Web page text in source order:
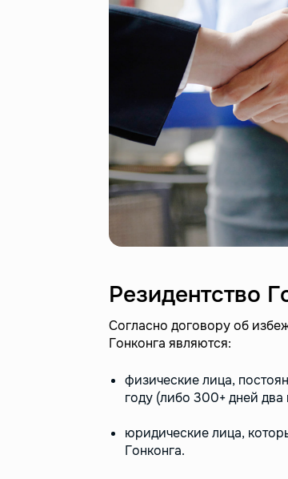
Резидентство
Согласно договору об
Гонконга являются:
физические лица,
году (либо 300+ дней два
юридические лица,
Гонконга.